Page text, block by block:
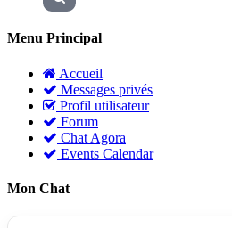
Menu Principal
Accueil
Messages privés
Profil utilisateur
Forum
Chat Agora
Events Calendar
Mon Chat